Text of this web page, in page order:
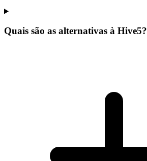
Quais são as alternativas à Hive5?